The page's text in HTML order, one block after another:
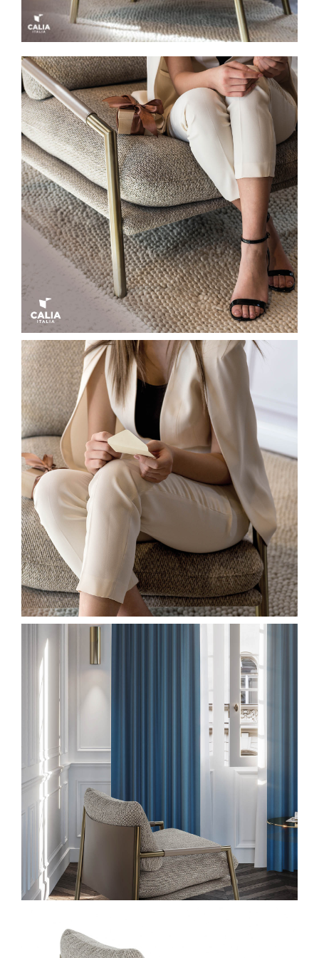
Spavaće sobe
Ormari
Kupatila
DODATCI
VANJSKI
UREDSKI
HOTELSKI